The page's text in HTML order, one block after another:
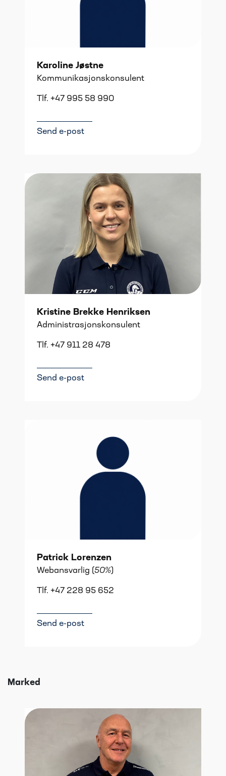
Karoline Jøstne
Kommunikasjonskonsulent
Tlf. +47 995 58 990
Send e-post
Kristine Brekke Henriksen
Administrasjonskonsulent
Tlf. +47 911 28 478
Send e-post
Patrick Lorenzen
Webansvarlig (50%)
Tlf. +47 228 95 652
Send e-post
Marked